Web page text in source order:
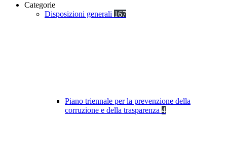
Categorie
Disposizioni generali 167
Piano triennale per la prevenzione della
corruzione e della trasparenza 4